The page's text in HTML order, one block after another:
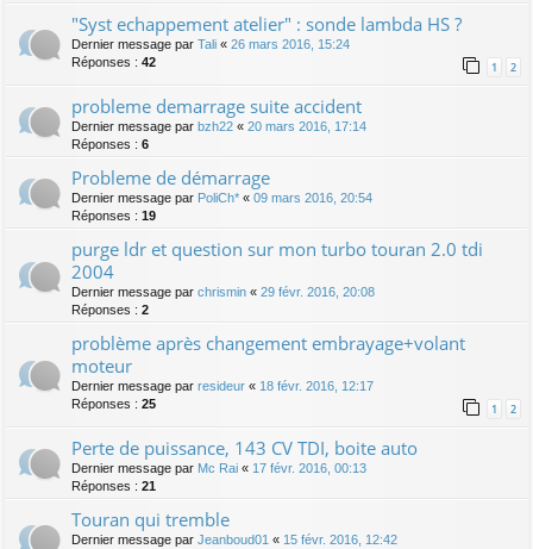
"Syst echappement atelier" : sonde lambda HS ?
Dernier message par Tali « 26 mars 2016, 15:24
Réponses : 42 1 2
probleme demarrage suite accident
Dernier message par bzh22 « 20 mars 2016, 17:14
Réponses : 6
Probleme de démarrage
Dernier message par PoliCh* « 09 mars 2016, 20:54
Réponses : 19
purge ldr et question sur mon turbo touran 2.0 tdi
2004
Dernier message par chrismin « 29 févr. 2016, 20:08
Réponses : 2
problème après changement embrayage+volant
moteur
Dernier message par resideur « 18 févr. 2016, 12:17
Réponses : 25 1 2
Perte de puissance, 143 CV TDI, boite auto
Dernier message par Mc Rai « 17 févr. 2016, 00:13
Réponses : 21
Touran qui tremble
Dernier message par Jeanboud01 « 15 févr. 2016, 12:42